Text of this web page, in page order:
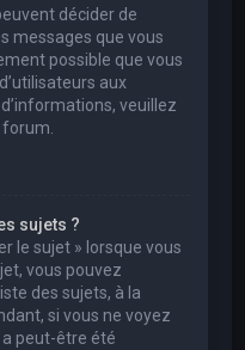
décider de
messages que vous
possible que vous
aux
veuillez
sujets ?
le sujet » lorsque vous
vous pouvez
des sujets, à la
si vous ne voyez
peut-être été